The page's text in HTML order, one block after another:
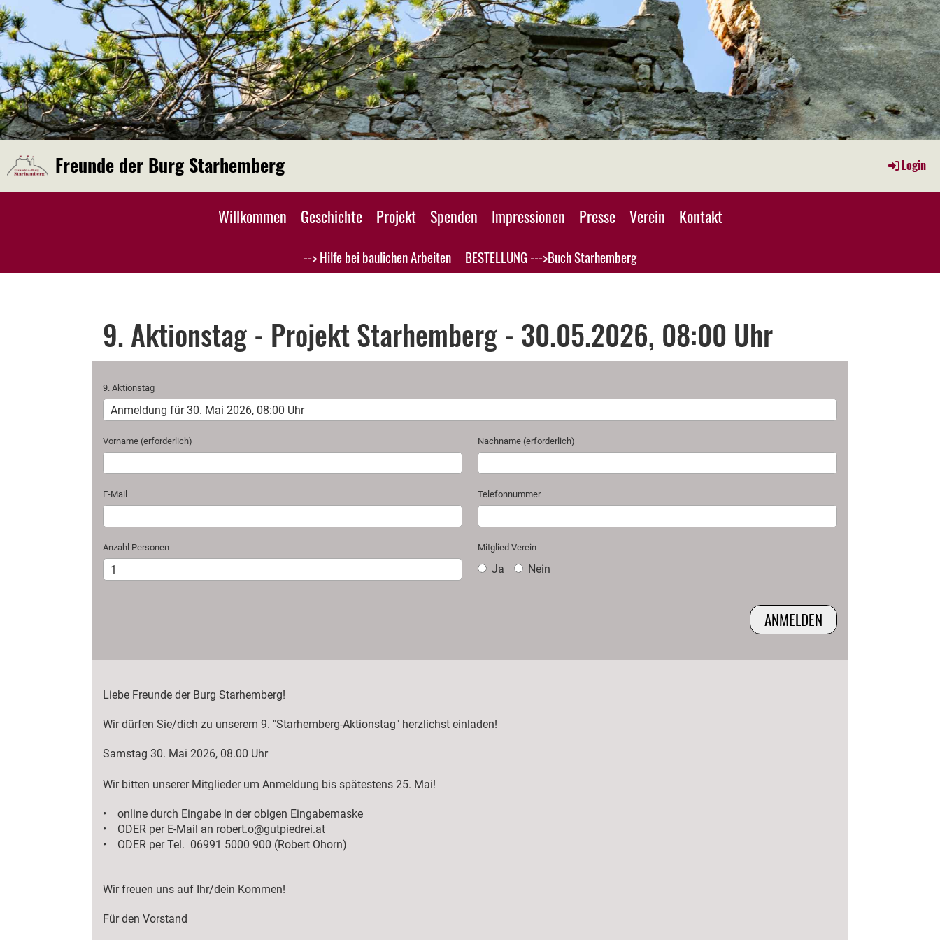
Freunde der Burg Starhemberg Login
Willkommen Geschichte Projekt Spenden Impressionen Presse Verein Kontakt
--> Hilfe bei baulichen Arbeiten BESTELLUNG --->Buch Starhemberg
9. Aktionstag - Projekt Starhemberg - 30.05.2026, 08:00 Uhr
9. Aktionstag
Vorname (erforderlich) Nachname (erforderlich)
E-Mail Telefonnummer
Anzahl Personen Mitglied Verein
Ja Nein
Liebe Freunde der Burg Starhemberg!
Wir dürfen Sie/dich zu unserem 9. "Starhemberg-Aktionstag" herzlichst einladen!
Samstag 30. Mai 2026, 08.00 Uhr
Wir bitten unserer Mitglieder um Anmeldung bis spätestens 25. Mai!
• online durch Eingabe in der obigen Eingabemaske
• ODER per E-Mail an robert.o@gutpiedrei.at
• ODER per Tel. 06991 5000 900 (Robert Ohorn)
Wir freuen uns auf Ihr/dein Kommen!
Für den Vorstand